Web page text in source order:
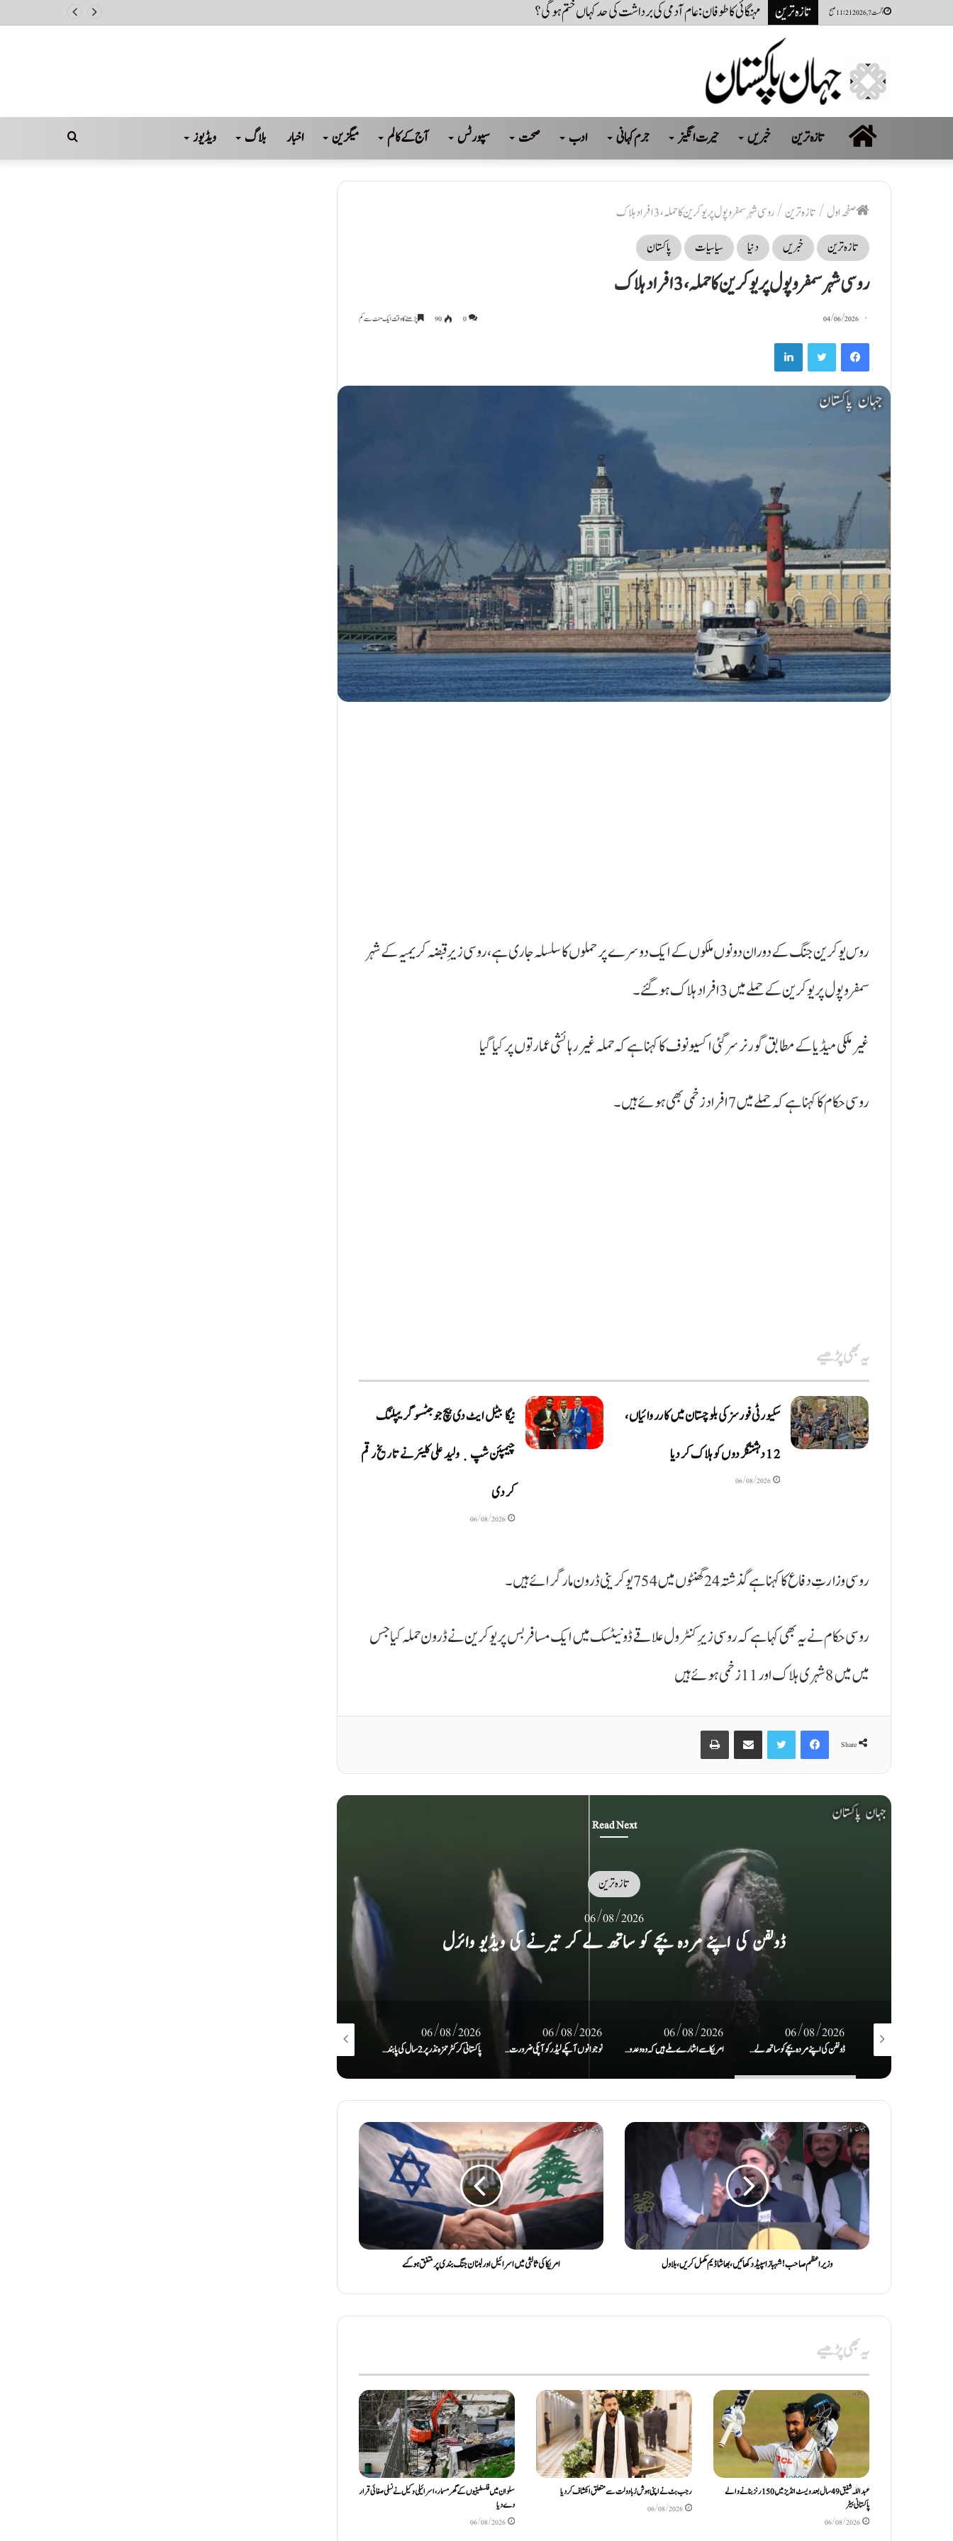
اگست 7, 2026 11:21 صبح تازہ ترین ذہنی صحت توجہ چاہتی ہے
صفحہ
اول
تازہ ترین خبریں حیرت انگیز جرم کہانی ادب صحت سپورٹس آج کے کالم میگزین اخبار بلاگ ویڈیوز Search
صفحہ اول /تازہ ترین/روسی شہر سمفروپول پر یوکرین کا حملہ، 3 افراد ہلاک
تازہ ترین
خبریں دنیا سیاسیات پاکستان
روسی شہر سمفروپول پر یوکرین کا حملہ، 3 افراد ہلاک
04/06/2026
0
90 پڑھنے کا وقت ایک منٹ سے کم
Facebook
Twitter
LinkedIn
روس یوکرین جنگ کے دوران دونوں ملکوں کے ایک دوسرے پر حملوں کا سلسلہ جاری ہے، روسی زیرِ قبضہ کریمیہ کے شہر
سمفروپول پر یوکرین کے حملے میں 3 افراد ہلاک ہو گئے۔
غیر ملکی میڈیا کے مطابق گورنر سرگئی اکسیونوف کا کہنا ہے کہ حملہ غیر رہائشی عمارتوں پر کیا گیا
روسی حکام کا کہنا ہے کہ حملے میں 7 افراد زخمی بھی ہوئے ہیں۔
یہ بھی پڑھیے
سکیورٹی فورسز کی بلوچستان میں کارروائیاں،
12 دہشتگردوں کو ہلاک کردیا
06/08/2026
نیگا بیٹل ایٹ دی بیچ جوجٹسو گریپلنگ
چیمپئن شپ ٜ ولید علی کلیئر نے تاریخ رقم
کر دی
06/08/2026
روسی وزارتِ دفاع کا کہنا ہے گذشتہ 24 گھنٹوں میں 754 یوکرینی ڈرون مار گرائے ہیں۔
روسی حکام نے یہ بھی کہا ہے کہ روسی زیرِ کنٹرول علاقے ڈونیٹسک میں ایک مسافر بس پر یوکرین نے ڈرون حملہ کیا جس
میں میں 8 شہری ہلاک اور 11 زخمی ہوئے ہیں
Share
Facebook
Twitter
Share via Email
Print
Read Next
تازہ ترین
06/08/2026
امریکا سے اشارے ملے ہیں کہ وہ وعدوں پر پھر سے عمل کیلئے تیار ہے: ایران
06/08/2026
امریکا سے اشارے ملے ہیں کہ وہ وعدوں پر پھر سے عمل کیلئے تیار ہے: ایران
06/08/2026
نوجوانوں آپکے لیڈر کو آپکی ضرورت ہے، 27 ستمبر کو اسلام آباد کا رخ کریں گے: سہیل آفریدی کا اعلان
06/08/2026
پاکستانی کرکٹر حمزہ نذر پر 2 سال کی پابندی اور 10 لاکھ روپےکا جرمانہ عائد
06/08/2026
پٹرولیم مصنوعات کی قیمتوں میں اضافے اور لیوی ٹیکس کے خلاف جماعتِ اسلامی کا ملک گیر احتجاج
06/08/2026
وزیراعظم صاحب! شہباز اسپیڈ دکھائیں، بھاشا ڈیم مکمل کریں، بلاول امریکا کی ثالثی میں اسرائیل اور لبنان جنگ بندی پر متفق ہوگئے
یہ بھی پڑھیے
عبداللّٰہ شفیق 49 سال بعد ویسٹ انڈیز میں 150 رنز بنانے والے
پاکستانی بیٹر
06/08/2026
رجب بٹ نے اپنی ہوش رُبا دولت سے متعلق انکشاف کردیا
06/08/2026
سلوان میں فلسطینیوں کے گھر مسمار، اسرائیلی وکیل نے نسلی صفائی قرار
دے دیا
06/08/2026